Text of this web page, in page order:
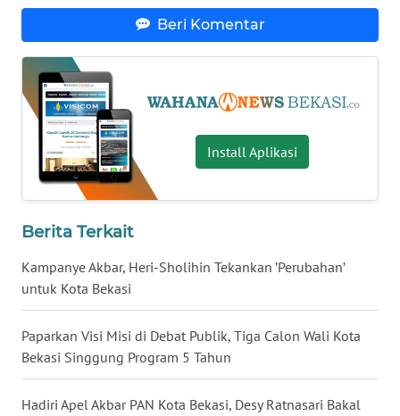
Beri Komentar
Install Aplikasi
Berita Terkait
Kampanye Akbar, Heri-Sholihin Tekankan ’Perubahan’
untuk Kota Bekasi
Paparkan Visi Misi di Debat Publik, Tiga Calon Wali Kota
Bekasi Singgung Program 5 Tahun
Hadiri Apel Akbar PAN Kota Bekasi, Desy Ratnasari Bakal
WN
KALTARA
WN
KALSEL
WN
WN
WN